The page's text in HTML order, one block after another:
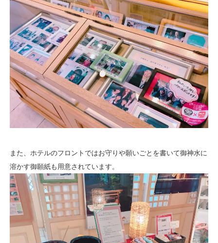
また、ホテルのフロントではお守りや願いごとを書いて御神水に
溶かす御願紙も用意されています。